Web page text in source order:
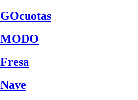
GOcuotas
MODO
Fresa
Nave